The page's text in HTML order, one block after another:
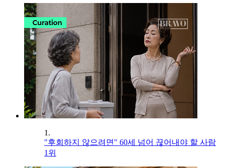
1.
"후회하지 않으려면" 60세 넘어 끊어내야 할 사람
1위